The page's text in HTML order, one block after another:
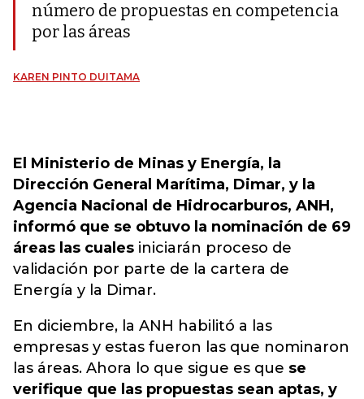
número de propuestas en competencia
por las áreas
KAREN PINTO DUITAMA
El Ministerio de Minas y Energía, la
Dirección General Marítima, Dimar, y la
Agencia Nacional de Hidrocarburos, ANH,
informó que se obtuvo la nominación de 69
áreas las cuales iniciarán proceso de
validación por parte de la cartera de
Energía y la Dimar.
En diciembre, la ANH habilitó a las
empresas y estas fueron las que nominaron
las áreas. Ahora lo que sigue es que se
verifique que las propuestas sean aptas, y